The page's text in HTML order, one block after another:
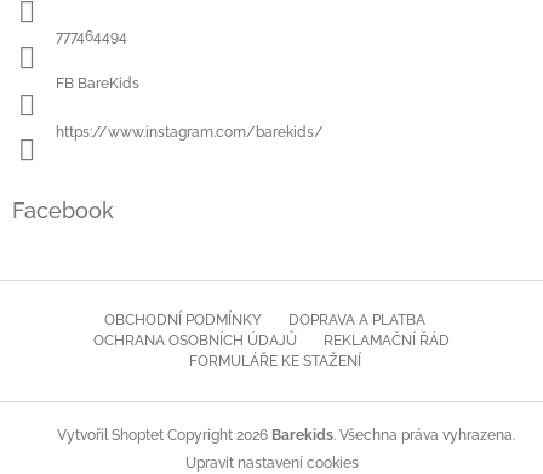
777464494
FB BareKids
https://www.instagram.com/barekids/
Facebook
OBCHODNÍ PODMÍNKY
DOPRAVA A PLATBA
OCHRANA OSOBNÍCH ÚDAJŮ
REKLAMAČNÍ ŘÁD
FORMULÁŘE KE STAŽENÍ
Vytvořil Shoptet Copyright 2026 Barekids. Všechna práva vyhrazena.
Upravit nastavení cookies